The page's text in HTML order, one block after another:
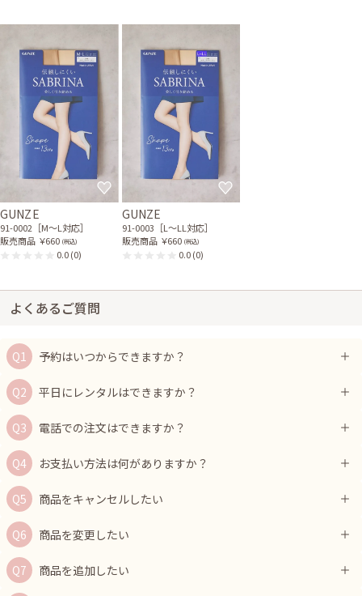
GUNZE
91-0002［M〜L対応］
販売商品 ￥660 (税込)
0.0(0)
GUNZE
91-0003［L〜LL対応］
販売商品 ￥660 (税込)
0.0(0)
よくあるご質問
予約はいつからできますか？
平日にレンタルはできますか？
電話での注文はできますか？
お支払い方法は何がありますか？
商品をキャンセルしたい
商品を変更したい
商品を追加したい